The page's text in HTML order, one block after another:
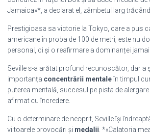
Jamaica»*, a declarat el, zâmbetul larg
Prestigioasa sa victorie la Tokyo, care a pus
americane în proba de 100 de metri, este nu
personal, ci și o reafirmare a dominanței
Seville s-a arătat profund recunoscător, dar a
importanța concentrării mentaleîn timpul
puterea mentală, succesul pe pista de
afirmat cu încredere.
Cu o determinare de neoprit, Seville își
viitoarele provocări și medalii . *«Calatoria